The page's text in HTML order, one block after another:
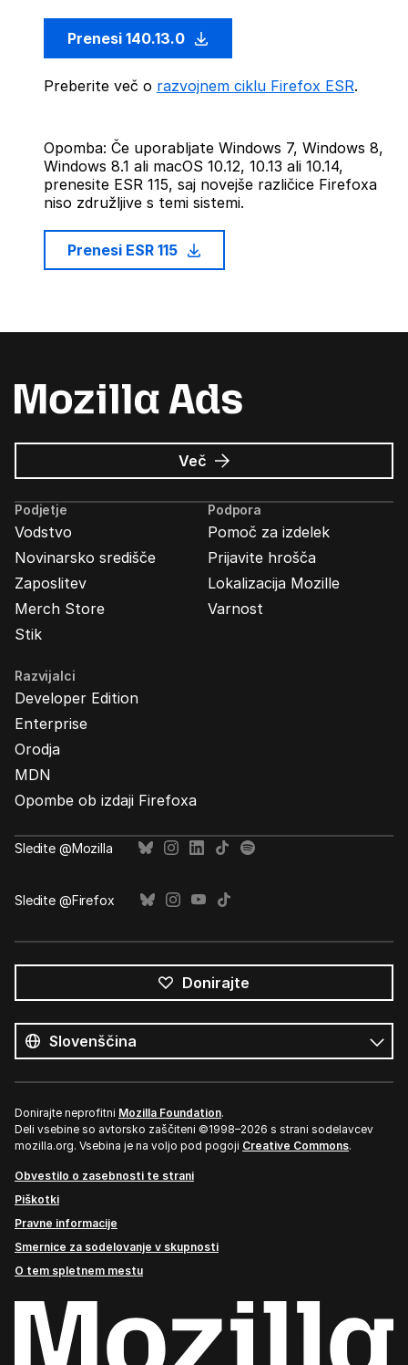
Prenesi 140.13.0
Preberite več o razvojnem ciklu Firefox ESR.
Opomba: Če uporabljate Windows 7, Windows 8,
Windows 8.1 ali macOS 10.12, 10.13 ali 10.14,
prenesite ESR 115, saj novejše različice Firefoxa
niso združljive s temi sistemi.
Prenesi ESR 115
Več o
Oglasi
Mozilla
Podjetje
Vodstvo
Novinarsko središče
Zaposlitev
Merch Store
Stik
Podpora
Pomoč za izdelek
Prijavite hrošča
Lokalizacija Mozille
Varnost
Razvijalci
Developer Edition
Enterprise
Orodja
MDN
Opombe ob izdaji Firefoxa
Sledite @Mozilla
Sledite @Firefox
Donirajte
jeziki
Jezik
Donirajte neprofitni Mozilla Foundation.
Deli vsebine so avtorsko zaščiteni ©1998–2026 s strani sodelavcev
mozilla.org. Vsebina je na voljo pod pogoji Creative Commons.
Obvestilo o zasebnosti te strani
Piškotki
Pravne informacije
Smernice za sodelovanje v skupnosti
O tem spletnem mestu